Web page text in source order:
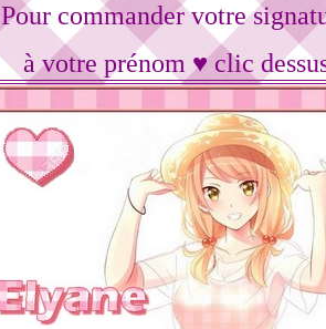
Pour commander votre
à votre prénom ♥ clic